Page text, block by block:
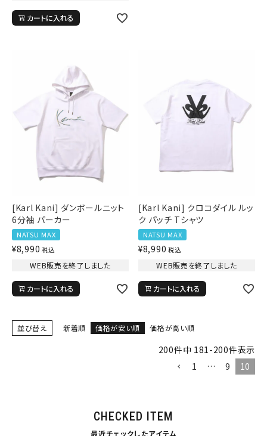
サイズ
29inc
34inc
40inc
カラー
カートに入れる
[Karl Kani] ダンボールニット
6分袖 パーカー
NATSU MAX
¥8,990 税込
WEB販売を終了しました
カートに入れる
[Karl Kani] クロコダイル ルッ
ク パッチ Tシャツ
NATSU MAX
¥8,990 税込
WEB販売を終了しました
カートに入れる
並び替え 新着順 価格が安い順 価格が高い順
200件中 181-200件表示
1
… 9 10
CHECKED ITEM
最近チェックしたアイテム